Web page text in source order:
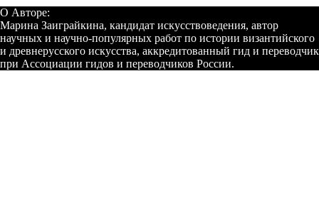
О Авторе:
Марина Заиграйкина, кандидат искусствоведения, автор
научных и научно-популярных работ по истории византийского
и древнерусского искусства, аккредитованный гид и переводчик
при Ассоциации гидов и переводчиков России.